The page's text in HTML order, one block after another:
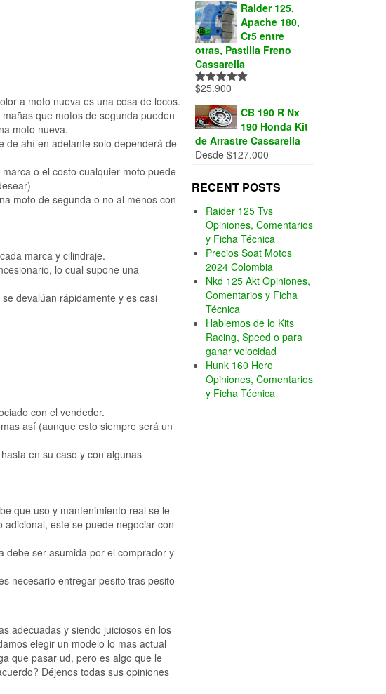
a moto nueva es una cosa de locos.
que motos de segunda pueden
moto nueva.
de ahí en adelante solo dependerá de
o el costo cualquier moto puede
moto de segunda o no al menos con
marca y cilindraje.
lo cual supone una
devalúan rápidamente y es casi
con el vendedor.
así (aunque esto siempre será un
en su caso y con algunas
que uso y mantenimiento real se le
este se puede negociar con
debe ser asumida por el comprador y
necesario entregar pesito tras pesito
adecuadas y siendo juiciosos en los
elegir un modelo lo mas actual
que pasar ud, pero es algo que le
Déjenos todas sus opiniones
Raider 125,
Apache 180,
Cr5 entre
otras, Pastilla Freno
Cassarella
Valorado
5
$25.900
CB 190 R Nx
190 Honda Kit
de Arrastre Cassarella
Desde $127.000
RECENT POSTS
Raider 125 Tvs
Opiniones, Comentarios
y Ficha Técnica
Precios Soat Motos
2024 Colombia
Nkd 125 Akt Opiniones,
Comentarios y Ficha
Técnica
Hablemos de lo Kits
Racing, Speed o para
ganar velocidad
Hunk 160 Hero
Opiniones, Comentarios
y Ficha Técnica